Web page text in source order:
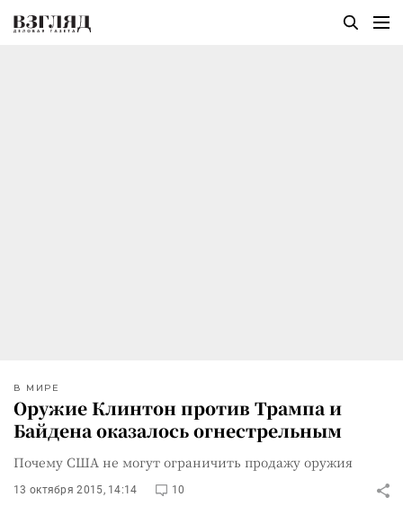
В МИРЕ
Оружие Клинтон против Трампа и
Байдена оказалось огнестрельным
Почему США не могут ограничить продажу оружия
13 октября 2015, 14:14 10